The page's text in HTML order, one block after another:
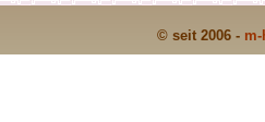
© seit 2006 -